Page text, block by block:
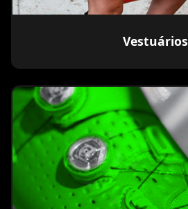
Vestuários